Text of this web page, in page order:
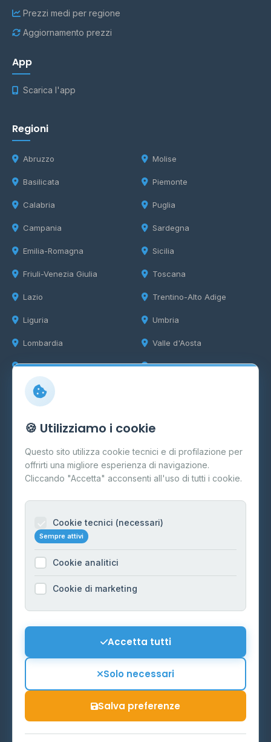
Prezzi medi per regione
Aggiornamento prezzi
App
Scarica l'app
Regioni
Abruzzo
Basilicata
Calabria
Campania
Emilia-Romagna
Friuli-Venezia Giulia
Lazio
Liguria
Lombardia
Marche
Molise
Piemonte
Puglia
Sardegna
Sicilia
Toscana
Trentino-Alto Adige
Umbria
Valle d'Aosta
Veneto
Info
Cos'è il GPL
FAQ
Contatti
Informazioni legali
Cookie Policy
Preferenze Cookie
Mappa del sito
🍪 Utilizziamo i cookie
Questo sito utilizza cookie tecnici e di profilazione per
offrirti una migliore esperienza di navigazione.
Cliccando "Accetta" acconsenti all'uso di tutti i cookie.
Cookie tecnici (necessari)
Sempre attivi
Cookie analitici
Cookie di marketing
Accetta tutti
Solo necessari
Salva preferenze